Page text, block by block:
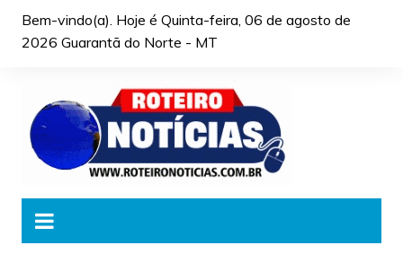
Bem-vindo(a). Hoje é Quinta-feira, 06 de agosto de
2026 Guarantã do Norte - MT